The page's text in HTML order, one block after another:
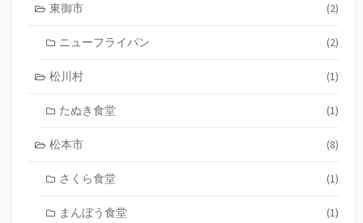
東御市 (2)
ニューフライパン (2)
松川村 (1)
たぬき食堂 (1)
松本市 (8)
さくら食堂 (1)
まんぼう食堂 (1)